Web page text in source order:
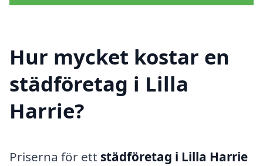
Hur mycket kostar en
städföretag i Lilla
Harrie?
Priserna för ett städföretag i Lilla Harrie